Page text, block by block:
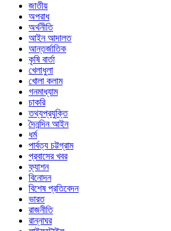
জাতীয়
অপরাধ
অর্থনীতি
আইন আদালত
আন্তর্জাতিক
কৃষি বার্তা
খেলাধুলা
খোলা কলাম
গনমাধ্যাম
চাকরি
তথ্যপ্রযুক্তি
দৈনন্দিন আইন
ধর্ম
পার্বত্য চট্টগ্রাম
প্রবাসের খবর
ফ্যাশন
বিনোদন
বিশেষ প্রতিবেদন
ভারত
রাজনীতি
রান্নাঘর